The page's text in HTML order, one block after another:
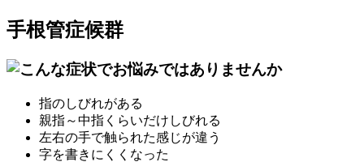
手根管症候群
指のしびれがある
親指～中指くらいだけしびれる
左右の手で触られた感じが違う
字を書きにくくなった